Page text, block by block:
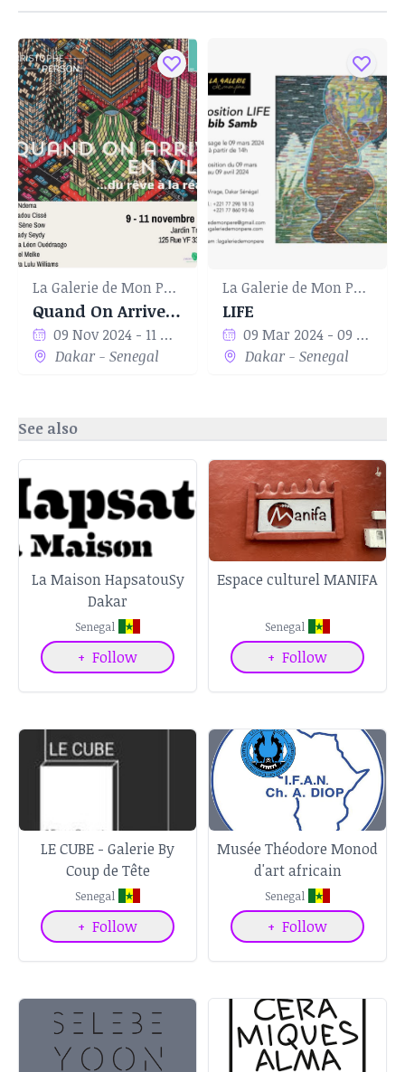
La Galerie de Mon Père
Quand On Arrive En Ville… Du Rêve A La Réalité
09 Nov 2024 - 11 Nov 2024
Dakar - Senegal
La Galerie de Mon Père
LIFE
09 Mar 2024 - 09 Apr 2024
Dakar - Senegal
See also
La Maison HapsatouSy
Dakar
Senegal
+ Follow
Espace culturel MANIFA
Senegal
+ Follow
LE CUBE - Galerie By
Coup de Tête
Senegal
+ Follow
Musée Théodore Monod
d'art africain
Senegal
+ Follow